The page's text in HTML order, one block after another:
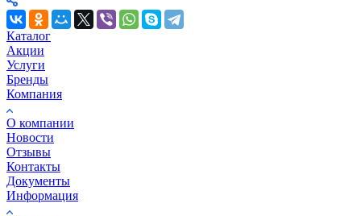
Каталог
Акции
Услуги
Бренды
Компания
О компании
Новости
Отзывы
Контакты
Документы
Информация